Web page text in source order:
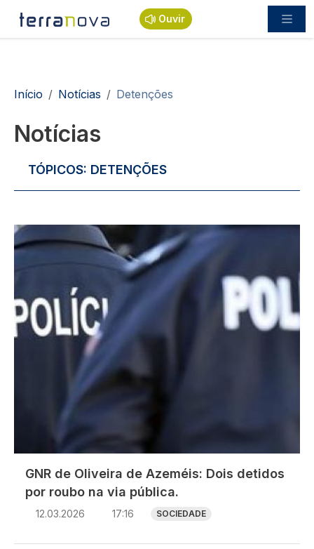
Passar para o conteúdo principal
Ouvir
Navegação estrutural
Início Notícias Detenções
Notícias
TÓPICOS: DETENÇÕES
Imagem
GNR de Oliveira de Azeméis: Dois detidos
por roubo na via pública.
12.03.2026 17:16 SOCIEDADE